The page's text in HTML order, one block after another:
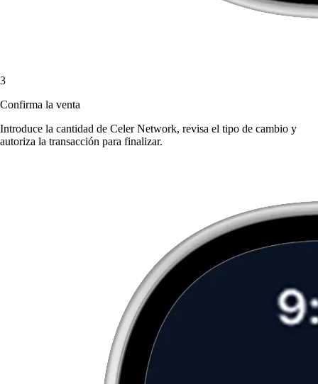
3
Confirma la venta
Introduce la cantidad de Celer Network, revisa el tipo de cambio y
autoriza la transacción para finalizar.